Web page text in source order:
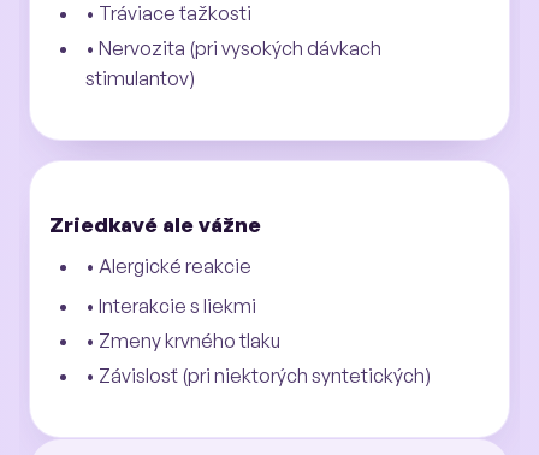
• Tráviace ťažkosti
• Nervozita (pri vysokých dávkach
stimulantov)
Zriedkavé ale vážne
• Alergické reakcie
• Interakcie s liekmi
• Zmeny krvného tlaku
• Závislosť (pri niektorých syntetických)